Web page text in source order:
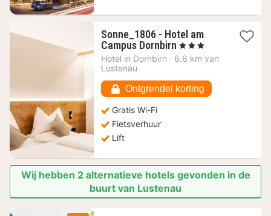
Sonne_1806 - Hotel am
Campus Dornbirn 1
nacht
€
, 3 Sterren
Hotel in Dornbirn · 6.6 km van
Lustenau
Ontgrendel korting
Gratis Wi-Fi
Fietsverhuur
Lift
Wij hebben 2 alternatieve hotels gevonden in de
buurt van Lustenau